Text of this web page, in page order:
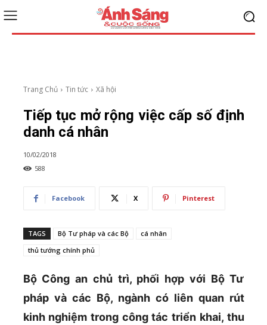
Trang Chủ Tin tức Xã hội
Tiếp tục mở rộng việc cấp số định
danh cá nhân
10/02/2018
588
Facebook X Pinterest
TAGS Bộ Tư pháp và các Bộ
cá nhân
thủ tướng chính phủ
Bộ Công an chủ trì, phối hợp với Bộ Tư
pháp và các Bộ, ngành có liên quan rút
kinh nghiệm trong công tác triển khai, thu